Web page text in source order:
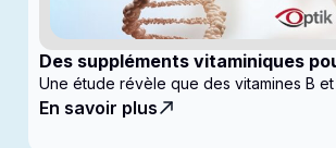
Des suppléments vitaminiques
ralentir la progression du
Une étude révèle que des vitamines B
En savoir plus